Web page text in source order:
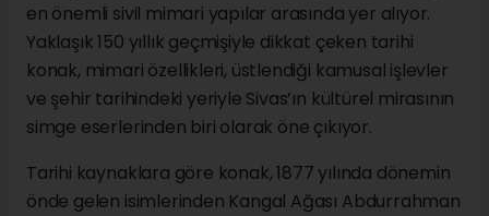
en önemli sivil mimari yapılar arasında yer alıyor.
Yaklaşık 150 yıllık geçmişiyle dikkat çeken tarihi
konak, mimari özellikleri, üstlendiği kamusal işlevler
ve şehir tarihindeki yeriyle Sivas’ın kültürel mirasının
simge eserlerinden biri olarak öne çıkıyor.
Tarihi kaynaklara göre konak, 1877 yılında dönemin
önde gelen isimlerinden Kangal Ağası Abdurrahman